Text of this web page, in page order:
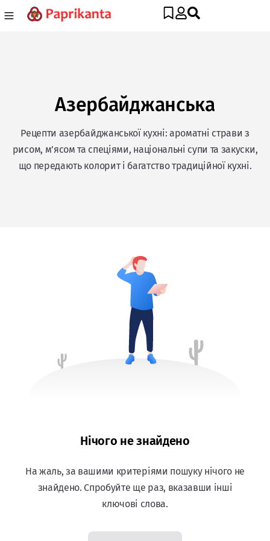
Азербайджанська
Рецепти азербайджанської кухні: ароматні страви з
рисом, м’ясом та спеціями, національні супи та закуски,
що передають колорит і багатство традиційної кухні.
Нічого не знайдено
На жаль, за вашими критеріями пошуку нічого не
знайдено. Спробуйте ще раз, вказавши інші
ключові слова.